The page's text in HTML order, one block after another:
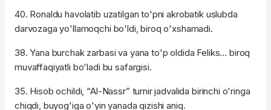
40. Ronaldu havolatib uzatilgan to'pni akrobatik uslubda
darvozaga yo'llamoqchi bo'ldi, biroq o'xshamadi.
38. Yana burchak zarbasi va yana to'p oldida Feliks… biroq
muvaffaqiyatli bo'ladi bu safargisi.
35. Hisob ochildi, “Al-Nassr” turnir jadvalida birinchi o'ringa
chiqdi, buyog'iga o'yin yanada qizishi aniq.